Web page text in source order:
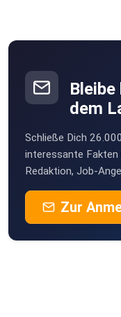
dem
Schließe Dich
interessante Fakten
Redaktion, Job-
Zur